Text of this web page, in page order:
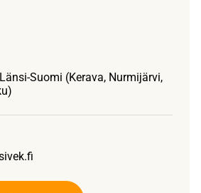
Suomi (Kerava, Nurmijärvi,